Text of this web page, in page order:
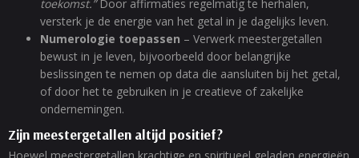
toekomst.”Door affirmaties regelmatig te herhalen,
versterk je de energie van het getal in je dagelijks leven.
Numerologie toepassen – Verwerk meestergetallen
bewust in je leven, bijvoorbeeld door belangrijke
beslissingen te nemen op data die aansluiten bij het getal,
of door het te gebruiken in je creatieve of zakelijke
ondernemingen.
Zijn meestergetallen altijd positief?